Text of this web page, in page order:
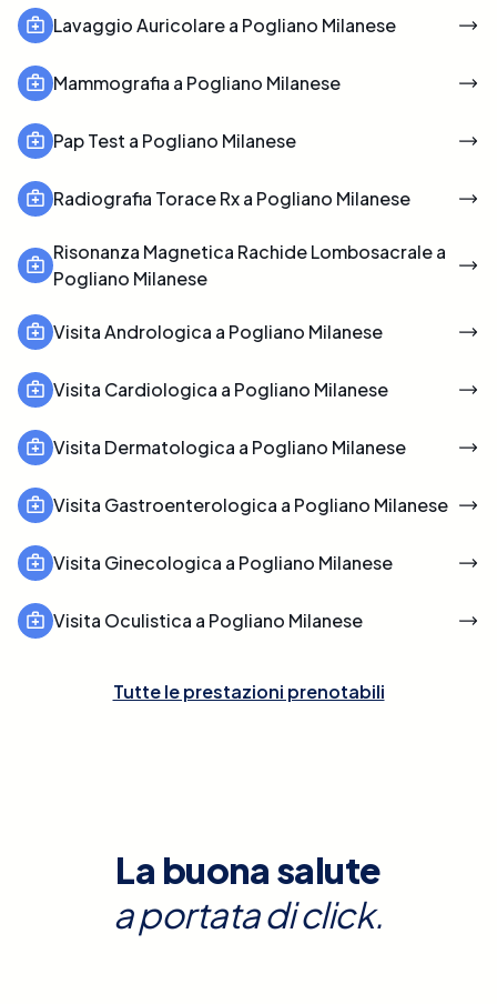
Lavaggio Auricolare a Pogliano Milanese
Mammografia a Pogliano Milanese
Pap Test a Pogliano Milanese
Radiografia Torace Rx a Pogliano Milanese
Risonanza Magnetica Rachide Lombosacrale a
Pogliano Milanese
Visita Andrologica a Pogliano Milanese
Visita Cardiologica a Pogliano Milanese
Visita Dermatologica a Pogliano Milanese
Visita Gastroenterologica a Pogliano Milanese
Visita Ginecologica a Pogliano Milanese
Visita Oculistica a Pogliano Milanese
Tutte le prestazioni prenotabili
La buona salute
a portata di click.